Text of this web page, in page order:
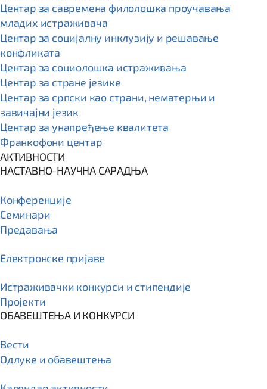
Центар за савремена филолошка проучавања
младих истраживача
Центар за социјалну инклузију и решавање
конфликата
Центар за социолошка истраживања
Центар за стране језике
Центар за српски као страни, нематерњи и
завичајни језик
Центар за унапређење квалитета
Франкофони центар
АКТИВНОСТИ
НАСТАВНО-НАУЧНА САРАДЊА
Конференције
Семинари
Предавања
Електронске пријаве
Истраживачки конкурси и стипендије
Пројекти
ОБАВЕШТЕЊА И КОНКУРСИ
Вести
Одлуке и обавештења